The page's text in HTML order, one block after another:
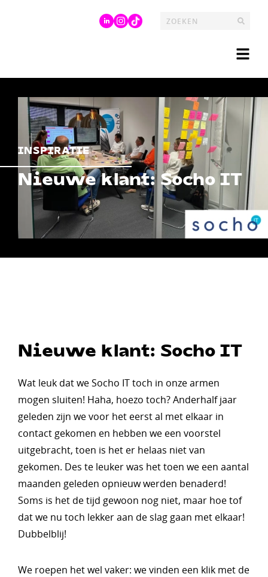
INSPIRATIE
Nieuwe klant: Socho IT
Nieuwe klant: Socho IT
Wat leuk dat we Socho IT toch in onze armen
mogen sluiten! Haha, hoezo toch? Anderhalf jaar
geleden zijn we voor het eerst al met elkaar in
contact gekomen en hebben we een voorstel
uitgebracht, toen is het er helaas niet van
gekomen. Des te leuker was het toen we een aantal
maanden geleden opnieuw werden benaderd!
Soms is het de tijd gewoon nog niet, maar hoe tof
dat we nu toch lekker aan de slag gaan met elkaar!
Dubbelblij!
We roepen het wel vaker: we vinden een klik met de